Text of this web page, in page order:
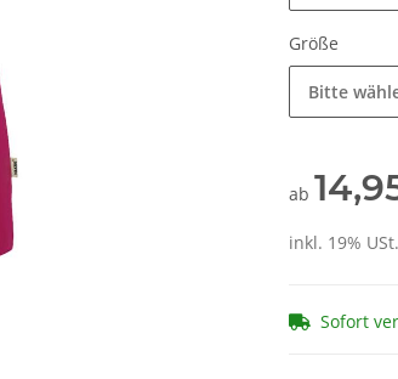
Größe
Bitte
ab
inkl. 19%
Sofort